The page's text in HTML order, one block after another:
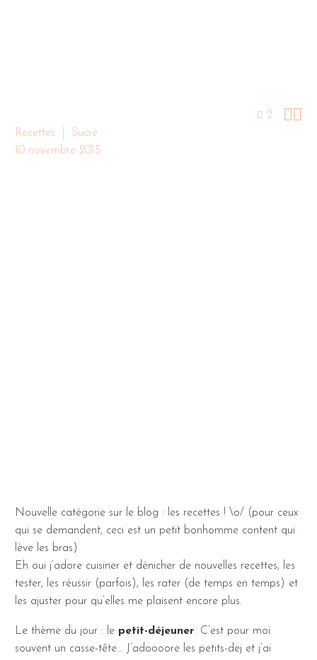
2 
Recettes
Sucré
10 novembre 2015
Nouvelle catégorie sur le blog : les recettes ! \o/ (pour ceux
qui se demandent, ceci est un petit bonhomme content qui
lève les bras)
Eh oui j’adore cuisiner et dénicher de nouvelles recettes, les
tester, les réussir (parfois), les rater (de temps en temps) et
les ajuster pour qu’elles me plaisent encore plus.
Le thème du jour : le petit-déjeuner. C’est pour moi
souvent un casse-tête… J’adoooore les petits-dej et j’ai